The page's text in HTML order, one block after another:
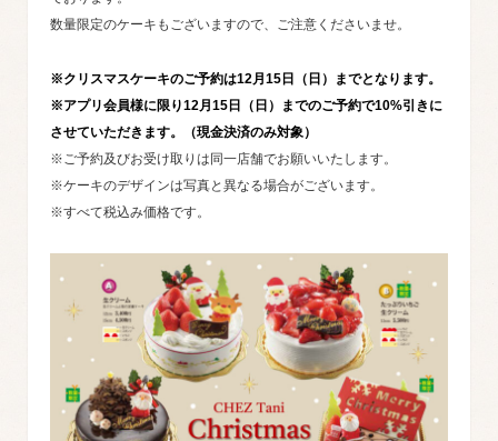
数量限定のケーキもございますので、ご注意くださいませ。
※クリスマスケーキのご予約は12月15日（日）までとなります。
※アプリ会員様に限り12月15日（日）までのご予約で10%引きに
させていただきます。（現金決済のみ対象）
※ご予約及びお受け取りは同一店舗でお願いいたします。
※ケーキのデザインは写真と異なる場合がございます。
※すべて税込み価格です。